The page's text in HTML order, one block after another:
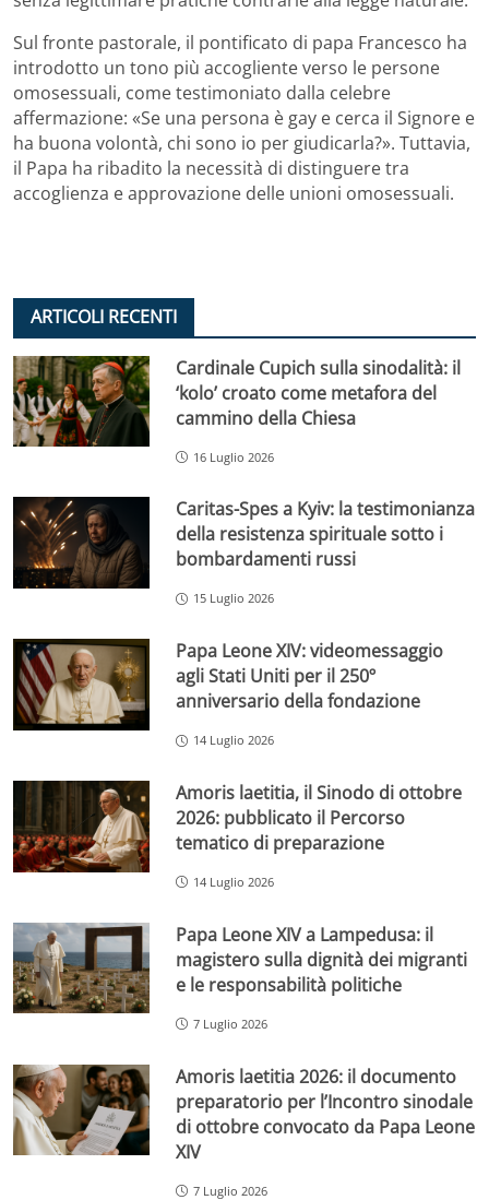
Sul fronte pastorale, il pontificato di papa Francesco ha
introdotto un tono più accogliente verso le persone
omosessuali, come testimoniato dalla celebre
affermazione: «Se una persona è gay e cerca il Signore e
ha buona volontà, chi sono io per giudicarla?». Tuttavia,
il Papa ha ribadito la necessità di distinguere tra
accoglienza e approvazione delle unioni omosessuali.
ARTICOLI RECENTI
Cardinale Cupich sulla sinodalità: il
‘kolo’ croato come metafora del
cammino della Chiesa
16 Luglio 2026
Caritas-Spes a Kyiv: la testimonianza
della resistenza spirituale sotto i
bombardamenti russi
15 Luglio 2026
Papa Leone XIV: videomessaggio
agli Stati Uniti per il 250º
anniversario della fondazione
14 Luglio 2026
Amoris laetitia, il Sinodo di ottobre
2026: pubblicato il Percorso
tematico di preparazione
14 Luglio 2026
Papa Leone XIV a Lampedusa: il
magistero sulla dignità dei migranti
e le responsabilità politiche
7 Luglio 2026
Amoris laetitia 2026: il documento
preparatorio per l’Incontro sinodale
di ottobre convocato da Papa Leone
XIV
7 Luglio 2026